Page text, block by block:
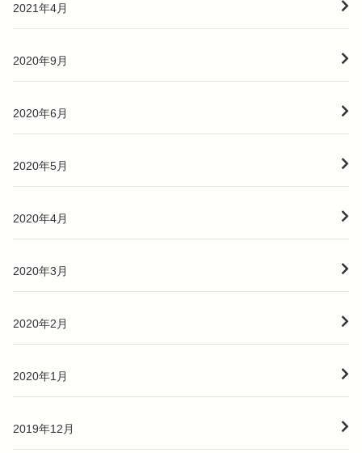
2021年4月
2020年9月
2020年6月
2020年5月
2020年4月
2020年3月
2020年2月
2020年1月
2019年12月